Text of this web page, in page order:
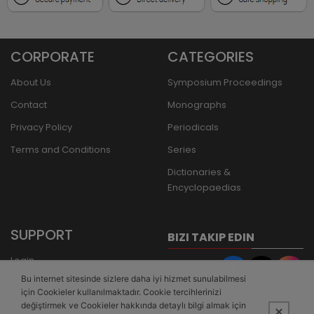
CORPORATE
About Us
Contact
Privacy Policy
Terms and Conditions
CATEGORIES
Symposium Proceedings
Monographs
Periodicals
Series
Dictionaries &
Encyclopaedias
SUPPORT
Login
Register
Forgot Password
BIZI TAKIP EDIN
Bu internet sitesinde sizlere daha iyi hizmet sunulabilmesi
için Cookieler kullanılmaktadır. Cookie tercihlerinizi
değiştirmek ve Cookieler hakkında detaylı bilgi almak için